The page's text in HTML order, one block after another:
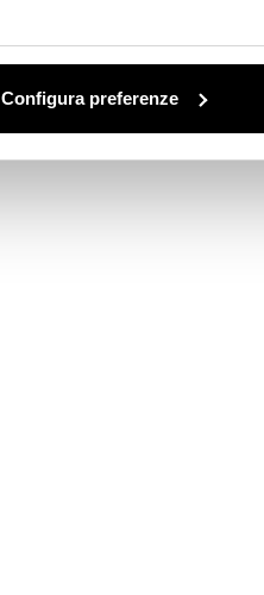
Configura preferenze